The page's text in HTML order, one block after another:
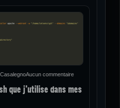
Aucun commentaire
que j’utilise dans mes